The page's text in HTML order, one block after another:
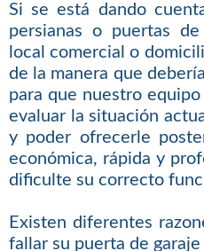
Si se está dando
persianas o puertas
local comercial o
de la manera que
para que nuestro
evaluar la situación
y poder ofrecerle
económica, rápida y
dificulte su correcto
Existen diferentes
fallar su puerta de